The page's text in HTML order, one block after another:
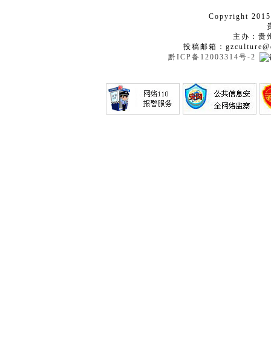
Copyright
主办：贵
投稿邮箱：
黔ICP备12003314号-2